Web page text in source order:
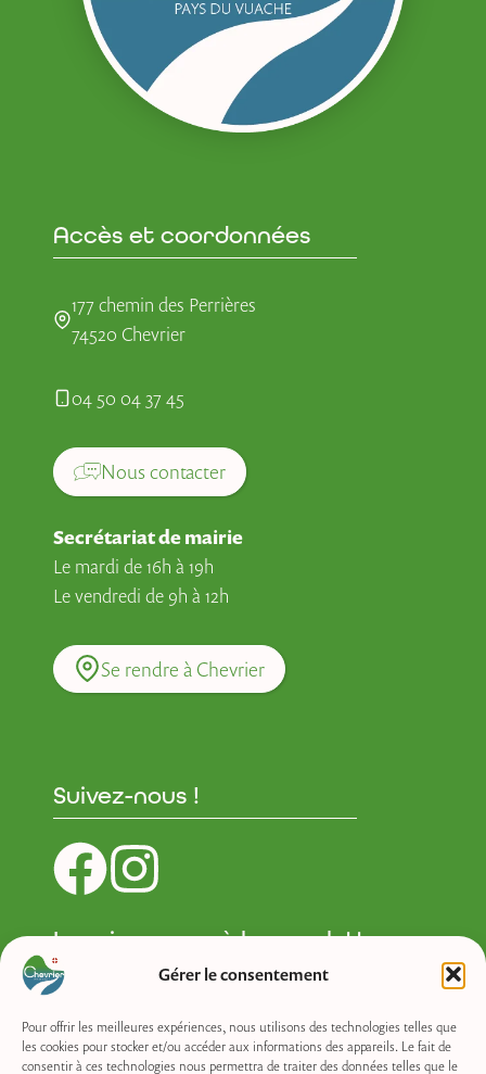
Gérer le consentement
Pour offrir les meilleures expériences, nous utilisons des technologies telles que
les cookies pour stocker et/ou accéder aux informations des appareils. Le fait de
consentir à ces technologies nous permettra de traiter des données telles que le
Accès et coordonnées
177 chemin des Perrières
74520 Chevrier
04 50 04 37 45
Nous contacter
Secrétariat de mairie
Le mardi de 16h à 19h
Le vendredi de 9h à 12h
Se rendre à Chevrier
Suivez-nous !
Inscrivez-vous à la newsletter :
Newsletter